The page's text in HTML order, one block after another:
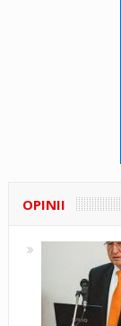
OPINII